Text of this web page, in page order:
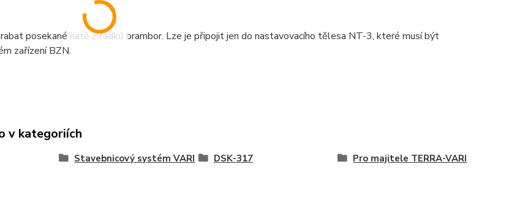
posekané natě z řádků brambor. Lze je připojit jen do nastavovacího tělesa NT-3, které musí být
zařízení BZN.
v kategoriích
Stavebnicový systém VARI DSK-317 Pro majitele TERRA-VARI